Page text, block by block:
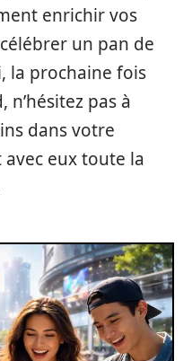
enrichir vos
un pan de
la prochaine fois
pas à
dans votre
eux toute la